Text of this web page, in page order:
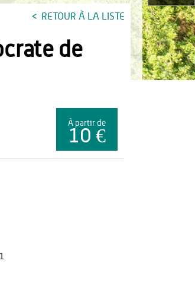
RETOUR À LA LISTE
de
À partir de
10 €